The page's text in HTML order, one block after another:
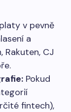
v pevně
a
Rakuten, CJ
Pokud
fintech),